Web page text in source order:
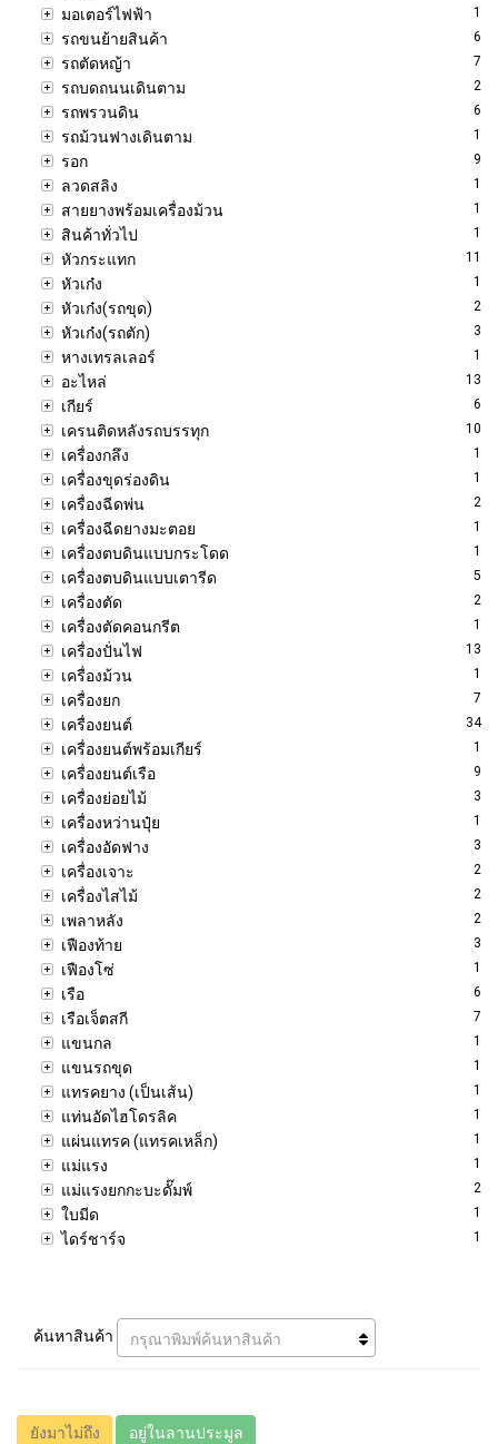
มอเตอร์ไฟฟ้า 1
รถขนย้ายสินค้า 6
รถตัดหญ้า 7
รถบดถนนเดินตาม 2
รถพรวนดิน 6
รถม้วนฟางเดินตาม 1
รอก 9
ลวดสลิง 1
สายยางพร้อมเครื่องม้วน 1
สินค้าทั่วไป 1
หัวกระแทก 11
หัวเก๋ง 1
หัวเก๋ง(รถขุด) 2
หัวเก๋ง(รถตัก) 3
หางเทรลเลอร์ 1
อะไหล่ 13
เกียร์ 6
เครนติดหลังรถบรรทุก 10
เครื่องกลึง 1
เครื่องขุดร่องดิน 1
เครื่องฉีดพ่น 2
เครื่องฉีดยางมะตอย 1
เครื่องตบดินแบบกระโดด 1
เครื่องตบดินแบบเตารีด 5
เครื่องตัด 2
เครื่องตัดคอนกรีต 1
เครื่องปั่นไฟ 13
เครื่องม้วน 1
เครื่องยก 7
เครื่องยนต์ 34
เครื่องยนต์พร้อมเกียร์ 1
เครื่องยนต์เรือ 9
เครื่องย่อยไม้ 3
เครื่องหว่านปุ๋ย 1
เครื่องอัดฟาง 3
เครื่องเจาะ 2
เครื่องไสไม้ 2
เพลาหลัง 2
เฟืองท้าย 3
เฟืองโซ่ 1
เรือ 6
เรือเจ็ตสกี 7
แขนกล 1
แขนรถขุด 1
แทรคยาง (เป็นเส้น) 1
แท่นอัดไฮโดรลิค 1
แผ่นแทรค (แทรคเหล็ก) 1
แม่แรง 1
แม่แรงยกกะบะดั๊มพ์ 2
ใบมีด 1
ไดร์ชาร์จ 1
ค้นหาสินค้า กรุณาพิมพ์ค้นหาสินค้า
ยังมาไม่ถึง อยู่ในลานประมูล